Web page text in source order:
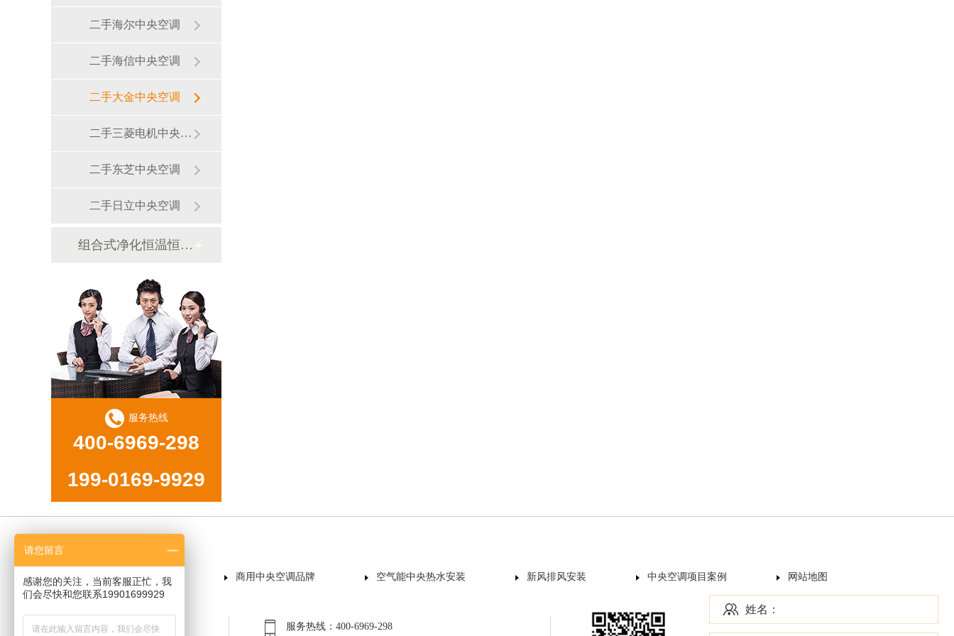
二手海尔中央空调
二手海信中央空调
二手大金中央空调
二手三菱电机中央空调
二手东芝中央空调
二手日立中央空调
组合式净化恒温恒湿机
服务热线
400-6969-298
199-0169-9929
首页 商用中央空调品牌 空气能中央热水安装 新风排风安装 中央空调项目案例 网站地图
服务热线：400-6969-298
姓名：
请您留言
感谢您的关注，当前客服正忙，我
们会尽快和您联系19901699929